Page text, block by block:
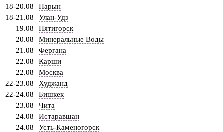
18-20.08
Нарын
18-21.08
Улан-Удэ
19.08
Пятигорск
20.08
Минеральные Воды
21.08
Фергана
22.08
Карши
22.08
Москва
22-23.08
Худжанд
22-24.08
Бишкек
23.08
Чита
24.08
Истаравшан
24.08
Усть-Каменогорск